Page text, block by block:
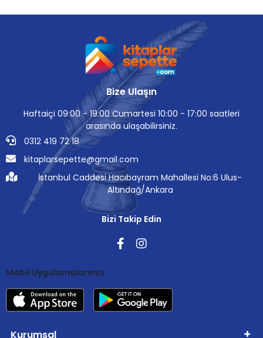
Bize Ulaşın
Haftaiçi 09:00 - 19:00 Cumartesi 10:00 - 17:00 saatleri
arasında ulaşabilirsiniz.
0312 419 72 18
kitaplarsepette@gmail.com
İstanbul Caddesi Hacıbayram Mahallesi No:6 Ulus-
Altındağ/Ankara
Bizi Takip Edin
Mobil Uygulamalarımız
Kurumsal